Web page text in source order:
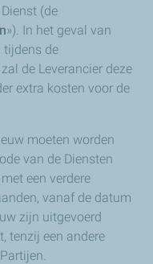
(de
»). In het geval van
tijdens de
de Leverancier deze
extra kosten voor de
moeten worden
van de Diensten
een verdere
vanaf de datum
zijn uitgevoerd
tenzij een andere